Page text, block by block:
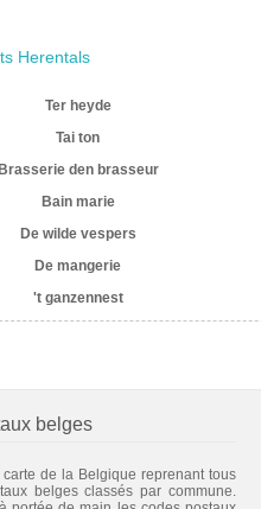
Herentals
Ter heyde
Tai ton
den brasseur
Bain marie
De wilde vespers
De mangerie
't ganzennest
belges
de la Belgique reprenant tous
belges classés par commune.